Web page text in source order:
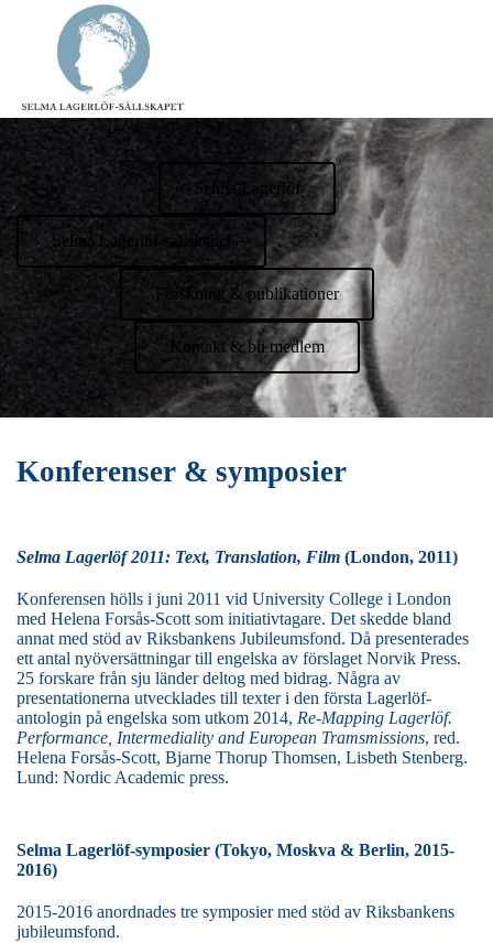
Selma Lagerlöf
Selma Lagerlöf-sällskapet
Forskning & publikationer
Kontakt & bli medlem
Konferenser & symposier
Selma Lagerlöf 2011: Text, Translation, Film (London, 2011)
Konferensen hölls i juni 2011 vid University College i London
med Helena Forsås-Scott som initiativtagare. Det skedde bland
annat med stöd av Riksbankens Jubileumsfond. Då presenterades
ett antal nyöversättningar till engelska av förslaget Norvik Press.
25 forskare från sju länder deltog med bidrag. Några av
presentationerna utvecklades till texter i den första Lagerlöf-
antologin på engelska som utkom 2014, Re-Mapping Lagerlöf.
Performance, Intermediality and European Tramsmissions, red.
Helena Forsås-Scott, Bjarne Thorup Thomsen, Lisbeth Stenberg.
Lund: Nordic Academic press.
Selma Lagerlöf-symposier (Tokyo, Moskva & Berlin, 2015-
2016)
2015-2016 anordnades tre symposier med stöd av Riksbankens
jubileumsfond.